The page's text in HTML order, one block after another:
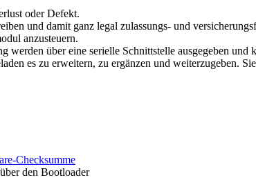
oder Defekt.
und damit ganz legal zulassungs- und
anzusteuern.
über eine serielle Schnittstelle ausgegeben und
es zu erweitern, zu ergänzen und weiterzugeben.
Checksumme
den Bootloader